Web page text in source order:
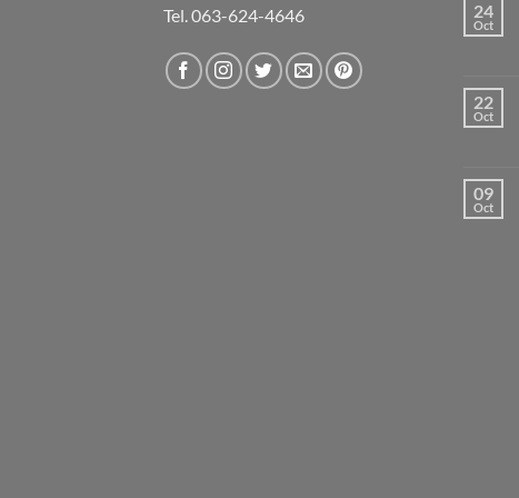
Tel. 063-624-4646 24
Oct
22
Oct
09
Oct